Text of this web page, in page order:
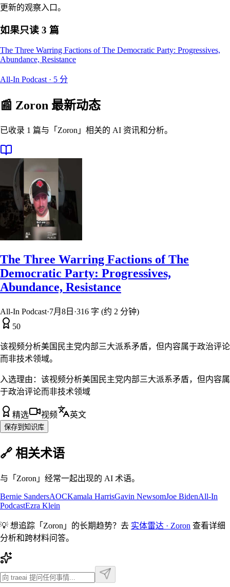
更新的观察入口。
如果只读 3 篇
The Three Warring Factions of The Democratic Party: Progressives,
Abundance, Resistance
All-In Podcast · 5 分
📰 Zoron 最新动态
已收录 1 篇与「Zoron」相关的 AI 资讯和分析。
The Three Warring Factions of The
Democratic Party: Progressives,
Abundance, Resistance
All-In Podcast·7月8日 ·316 字 (约 2 分钟)
50
该视频分析美国民主党内部三大派系矛盾，但内容属于政治评论
而非技术领域。
入选理由： 该视频分析美国民主党内部三大派系矛盾，但内容属
于政治评论而非技术领域
精选 视频 英文
保存到知识库
🔗 相关术语
与「 Zoron 」经常一起出现的 AI 术语。
Bernie SandersAOCKamala HarrisGavin NewsomJoe BidenAll-In
PodcastEzra Klein
💡 想追踪「 Zoron 」的长期趋势？去 实体雷达 · Zoron 查看详细
分析和跨材料问答。